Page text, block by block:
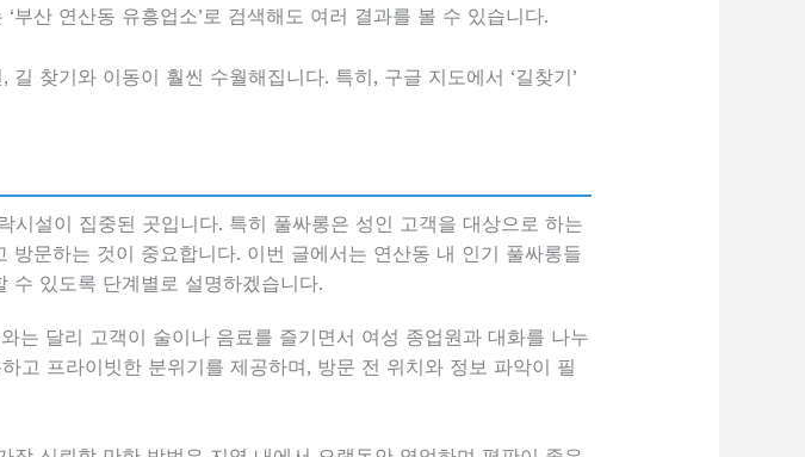
부산 연산동 유흥업소’로 검색해도 여러 결과를 볼 수 있습니다.
찾기와 이동이 훨씬 수월해집니다. 특히, 구글 지도에서 ‘길찾기’
설이 집중된 곳입니다. 특히 풀싸롱은 성인 고객을 대상으로 하는
문하는 것이 중요합니다. 이번 글에서는 연산동 내 인기 풀싸롱들
수 있도록 단계별로 설명하겠습니다.
는 달리 고객이 술이나 음료를 즐기면서 여성 종업원과 대화를 나누
고 프라이빗한 분위기를 제공하며, 방문 전 위치와 정보 파악이 필